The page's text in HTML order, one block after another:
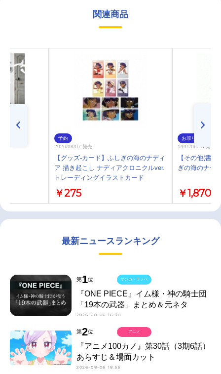
関連商品
予約
2026/08/07 発売
【グッズ-カード】ふしぎの海のナディ
ア 描き起こし ナディアクロニクルver.
トレーディングイラストカード
￥275
お取り寄せ
1991/06/28 発売
【その他(書
ぎの海のナデ
￥1,870
最新ニュースランキング
第1位
『ONE PIECE』イム様・神の騎士団
「19本の武器」まとめ＆元ネタ
2026-08-06 16:30
マンガ・ラノベ
第2位
『アニメ100カノ』第30話（3期6話）
あらすじ＆場面カット
2026-08-06 18:55
アニメ